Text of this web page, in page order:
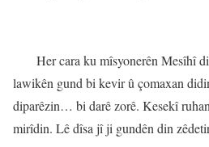
Her cara ku mîsyonerên Mesîhî
lawikên gund bi kevir û çomaxan
diparêzin… bi darê zorê. Kesekî
mirîdin. Lê dîsa jî ji gundên din